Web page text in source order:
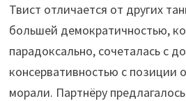
Твист отличается от других
большей демократичностью,
парадоксально, сочеталась с
консервативностью с позиции
морали. Партнёру